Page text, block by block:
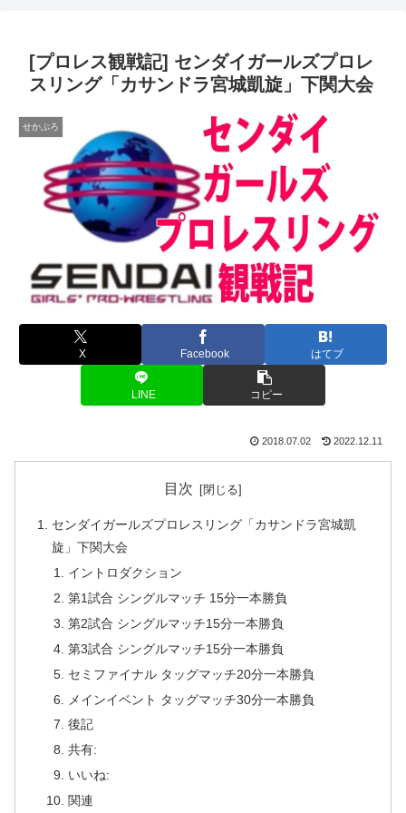
[プロレス観戦記] センダイガールズプロレ
スリング「カサンドラ宮城凱旋」下関大会
せかぷろ
X Facebook はてブ
LINE コピー
2018.07.02 2022.12.11
目次
センダイガールズプロレスリング「カサンドラ宮城凱
旋」下関大会
イントロダクション
第1試合 シングルマッチ 15分一本勝負
第2試合 シングルマッチ15分一本勝負
第3試合 シングルマッチ15分一本勝負
セミファイナル タッグマッチ20分一本勝負
メインイベント タッグマッチ30分一本勝負
後記
共有:
いいね:
関連